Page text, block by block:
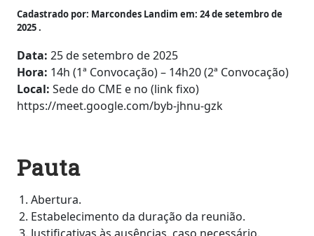
Cadastrado por: Marcondes Landim em: 24 de setembro de
2025 .
Data: 25 de setembro de 2025
Hora: 14h (1ª Convocação) – 14h20 (2ª Convocação)
Local: Sede do CME e no (link fixo)
https://meet.google.com/byb-jhnu-gzk
Pauta
Abertura.
Estabelecimento da duração da reunião.